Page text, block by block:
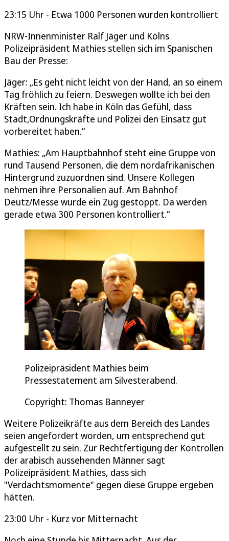
23:15 Uhr - Etwa 1000 Personen wurden kontrolliert
NRW-Innenminister Ralf Jäger und Kölns
Polizeipräsident Mathies stellen sich im Spanischen
Bau der Presse:
Jäger: „Es geht nicht leicht von der Hand, an so einem
Tag fröhlich zu feiern. Deswegen wollte ich bei den
Kräften sein. Ich habe in Köln das Gefühl, dass
Stadt,Ordnungskräfte und Polizei den Einsatz gut
vorbereitet haben.“
Mathies: „Am Hauptbahnhof steht eine Gruppe von
rund Tausend Personen, die dem nordafrikanischen
Hintergrund zuzuordnen sind. Unsere Kollegen
nehmen ihre Personalien auf. Am Bahnhof
Deutz/Messe wurde ein Zug gestoppt. Da werden
gerade etwa 300 Personen kontrolliert.“
Polizeipräsident Mathies beim
Pressestatement am Silvesterabend.
Copyright: Thomas Banneyer
Weitere Polizeikräfte aus dem Bereich des Landes
seien angefordert worden, um entsprechend gut
aufgestellt zu sein. Zur Rechtfertigung der Kontrollen
der arabisch aussehenden Männer sagt
Polizeipräsident Mathies, dass sich
"Verdachtsmomente" gegen diese Gruppe ergeben
hätten.
23:00 Uhr - Kurz vor Mitternacht